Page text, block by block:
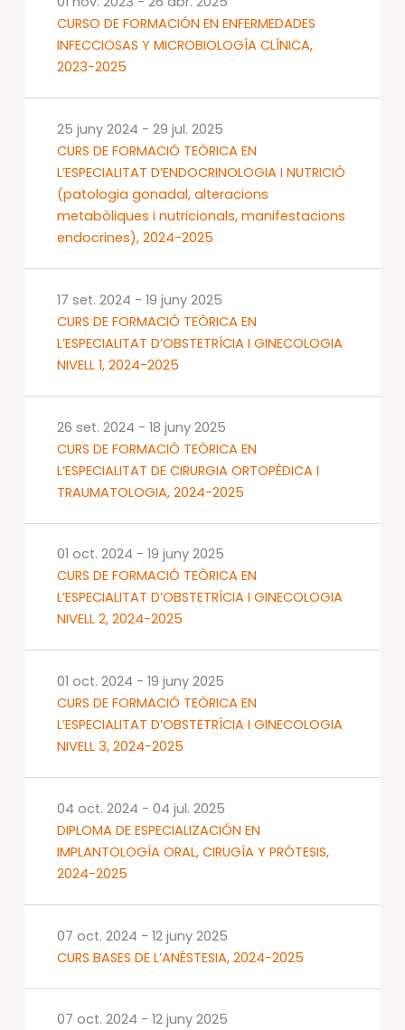
CURSO DE FORMACIÓN EN ENFERMEDADES
INFECCIOSAS Y MICROBIOLOGÍA CLÍNICA,
2023-2025
CURS DE FORMACIÓ TEÒRICA EN
L’ESPECIALITAT D’ENDOCRINOLOGIA I NUTRICIÓ
(patologia gonadal, alteracions
metabòliques i nutricionals, manifestacions
endocrines), 2024-2025
25 juny 2024 - 29 jul. 2025
CURS DE FORMACIÓ TEÒRICA EN
L’ESPECIALITAT D’OBSTETRÍCIA I GINECOLOGIA
NIVELL 1, 2024-2025
17 set. 2024 - 19 juny 2025
CURS DE FORMACIÓ TEÒRICA EN
L’ESPECIALITAT DE CIRURGIA ORTOPÈDICA I
TRAUMATOLOGIA, 2024-2025
26 set. 2024 - 18 juny 2025
CURS DE FORMACIÓ TEÒRICA EN
L’ESPECIALITAT D’OBSTETRÍCIA I GINECOLOGIA
NIVELL 2, 2024-2025
01 oct. 2024 - 19 juny 2025
CURS DE FORMACIÓ TEÒRICA EN
L’ESPECIALITAT D’OBSTETRÍCIA I GINECOLOGIA
NIVELL 3, 2024-2025
01 oct. 2024 - 19 juny 2025
DIPLOMA DE ESPECIALIZACIÓN EN
IMPLANTOLOGÍA ORAL, CIRUGÍA Y PRÓTESIS,
2024-2025
04 oct. 2024 - 04 jul. 2025
CURS BASES DE L’ANÈSTESIA, 2024-2025
07 oct. 2024 - 12 juny 2025
07 oct. 2024 - 12 juny 2025